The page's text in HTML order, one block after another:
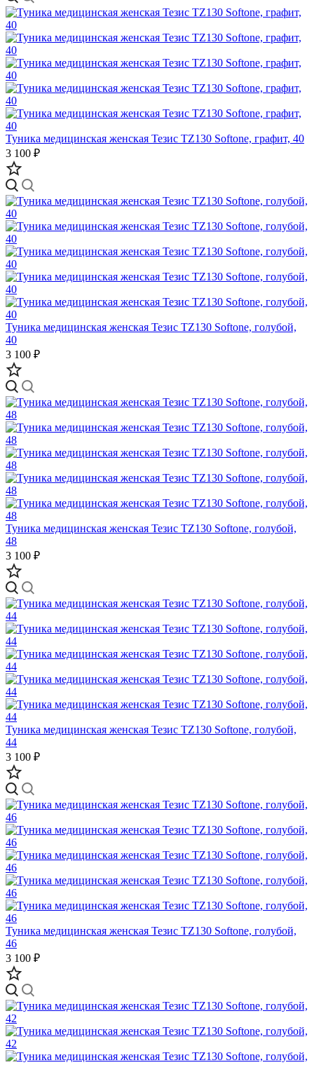
Туника медицинская женская Тезис TZ130 Softone, графит, 40
3 100 ₽
Туника медицинская женская Тезис TZ130 Softone, голубой,
40
3 100 ₽
Туника медицинская женская Тезис TZ130 Softone, голубой,
48
3 100 ₽
Туника медицинская женская Тезис TZ130 Softone, голубой,
44
3 100 ₽
Туника медицинская женская Тезис TZ130 Softone, голубой,
46
3 100 ₽